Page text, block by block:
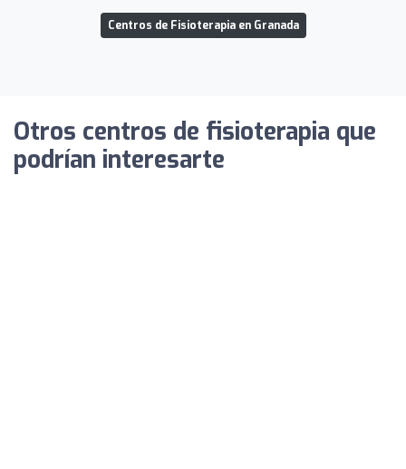
Centros de Fisioterapia en Granada
Otros centros de fisioterapia que
podrían interesarte